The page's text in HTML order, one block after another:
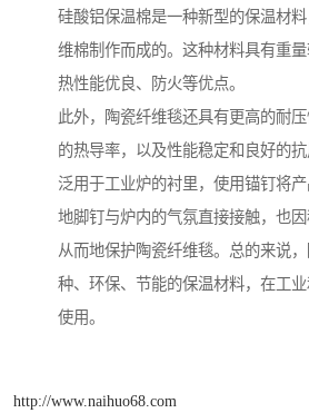
硅酸铝保温棉是一种新型的保温材
维棉制作而成的。这种材料具有重
热性能优良、防火等优点。
此外，陶瓷纤维毯还具有更高的耐
的热导率，以及性能稳定和良好的
泛用于工业炉的衬里，使用锚钉将产
地脚钉与炉内的气氛直接接触，也因
从而地保护陶瓷纤维毯。总的来说
种、环保、节能的保温材料，在工
使用。
http://www.naihuo68.com